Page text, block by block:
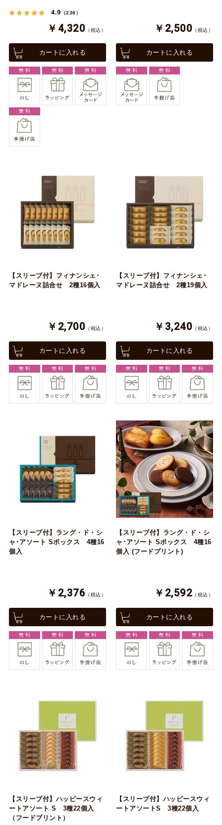
4.9 （236）
￥4,320 （税込）
カートに入れる
￥2,500 （税込）
カートに入れる
【スリーブ付】フィナンシェ･
マドレーヌ詰合せ 2種16個入
￥2,700 （税込）
カートに入れる
【スリーブ付】フィナンシェ･
マドレーヌ詰合せ 2種19個入
￥3,240 （税込）
カートに入れる
【スリーブ付】ラング・ド・シ
ャ･アソート Sボックス 4種16
個入
￥2,376 （税込）
カートに入れる
【スリーブ付】ラング・ド・シ
ャ･アソート Sボックス 4種16
個入 (フードプリント)
￥2,592 （税込）
カートに入れる
【スリーブ付】ハッピースウィ
ートアソート S 3種22個入
（フードプリント）
【スリーブ付】ハッピースウィ
ートアソートS 3種22個入